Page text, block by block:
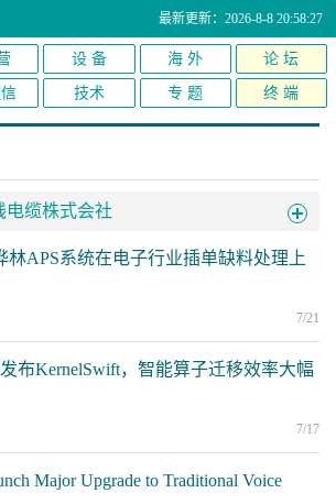
最新更新：2026-8-8 20:58:27
设 备 海 外 论 坛
技术 专 题 终 端
电缆株式会社
APS系统在电子行业插单缺料处理上
7/21
布KernelSwift，智能算子迁移效率大幅
7/17
Major Upgrade to Traditional Voice